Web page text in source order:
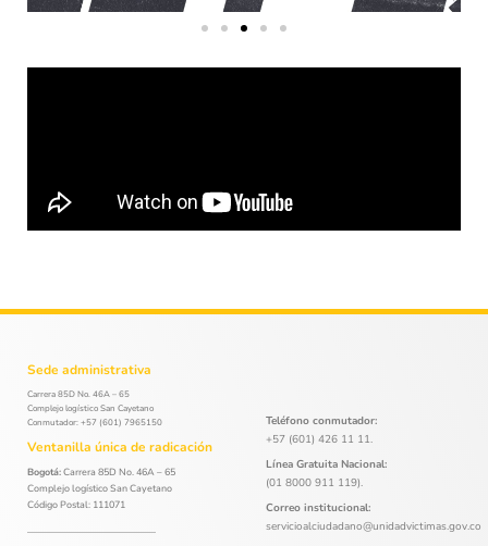
Sede administrativa
Carrera 85D No. 46A – 65
Complejo logístico San Cayetano
Conmutador: +57 (601) 7965150
Ventanilla única de radicación
Bogotá:Carrera 85D No. 46A – 65
Complejo logístico San Cayetano
Código Postal: 111071
Teléfono conmutador:
+57 (601) 426 11 11.
Línea Gratuita Nacional:
(01 8000 911 119).
Correo institucional:
servicioalciudadano@unidadvictimas.gov.co